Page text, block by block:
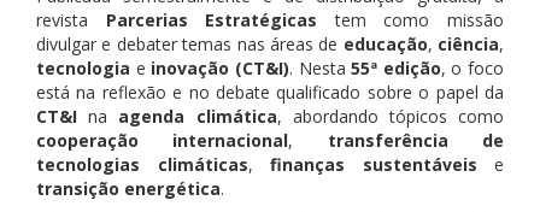
revista Parcerias Estratégicas tem como missão
divulgar e debater temas nas áreas de educação, ciência,
tecnologia e inovação (CT&I). Nesta55ª edição, o foco
está na reflexão e no debate qualificado sobre o papel da
CT&I na agenda climática, abordando tópicos como
cooperação internacional, transferência de
tecnologias climáticas, finanças sustentáveis e
transição energética.